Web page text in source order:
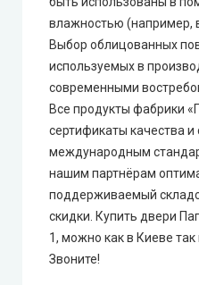
Gorgania (Горгания)
Verto (Верто)
EcoDoors (Экодорс)
влажностью (например,
Выбор облицованных
используемых в
современными
Все продукты фабрики
сертификаты качества и
международным
нашим партнёрам
поддерживаемый
скидки. Купить двери
1, можно как в Киеве так
Звоните!